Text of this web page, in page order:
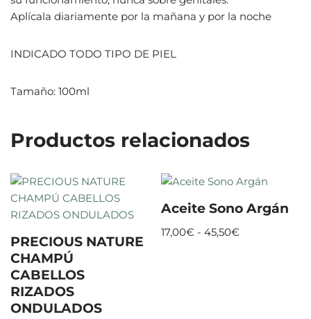
Aplícala diariamente por la mañana y por la noche
INDICADO TODO TIPO DE PIEL
Tamaño: 100ml
Productos relacionados
PRECIOUS NATURE
CHAMPÚ
CABELLOS
RIZADOS
ONDULADOS
Aceite Sono Argán
17,00€ - 45,50€